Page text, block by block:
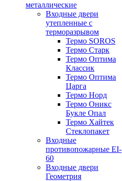
металлические
Входные двери
утепленные с
терморазрывом
Термо SOROS
Термо Старк
Термо Оптима
Классик
Термо Оптима
Царга
Термо Норд
Термо Оникс
Букле Опал
Термо Хайтек
Стеклопакет
Входные
противопожарные EI-
60
Входные двери
Геометрия